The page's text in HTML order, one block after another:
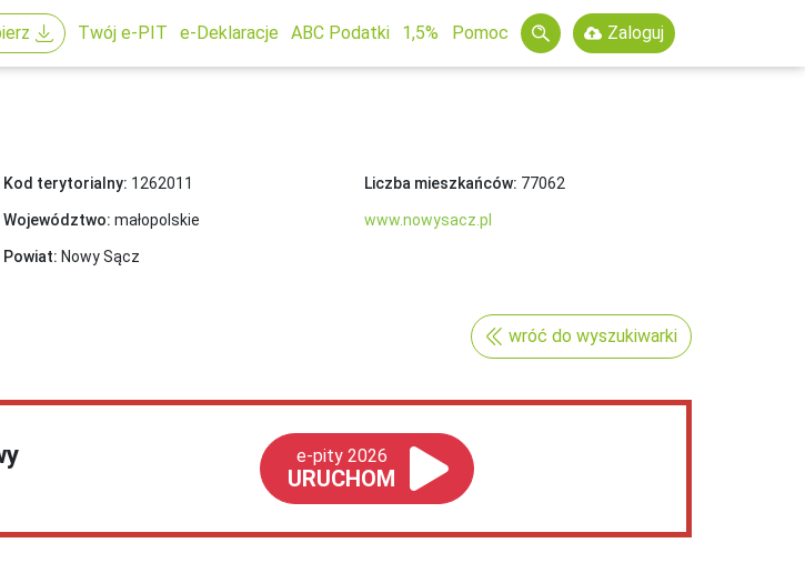
Twój e-PIT e-Deklaracje ABC Podatki 1,5% Pomoc Zaloguj
Kod terytorialny: 1262011
Województwo: małopolskie
Powiat: Nowy Sącz
Liczba mieszkańców: 77062
www.nowysacz.pl
wróć do wyszukiwarki
e-pity 2026
URUCHOM